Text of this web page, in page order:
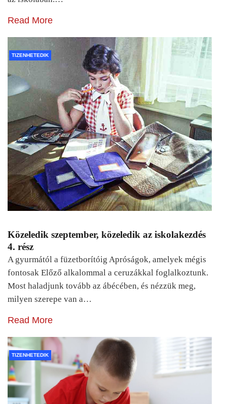
Read More
TIZENHETEDIK
Közeledik szeptember, közeledik az iskolakezdés
4. rész
A gyurmától a füzetborítóig Apróságok, amelyek mégis
fontosak Előző alkalommal a ceruzákkal foglalkoztunk.
Most haladjunk tovább az ábécében, és nézzük meg,
milyen szerepe van a…
Read More
TIZENHETEDIK